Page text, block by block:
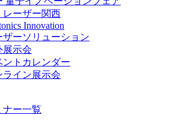
レーザー関西
Innovation
ザーソリューション
展示会
ントカレンダー
ライン展示会
ナー一覧